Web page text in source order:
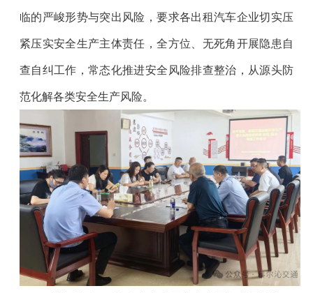
临的严峻形势与突出风险，要求各出租汽车企业切实压
紧压实安全生产主体责任，全方位、无死角开展隐患自
查自纠工作，常态化推进安全风险排查整治，从源头防
范化解各类安全生产风险。